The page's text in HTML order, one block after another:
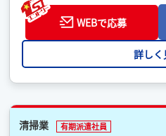
WEBで応募
詳しく
清掃業 有期派遣社員